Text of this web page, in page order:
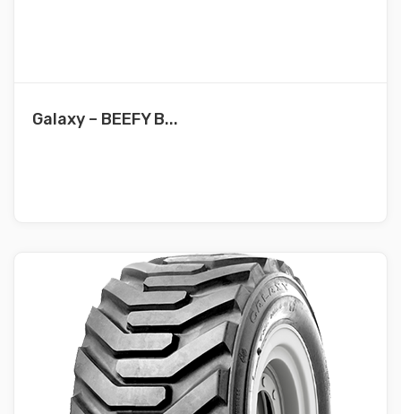
Galaxy – BEEFY B...